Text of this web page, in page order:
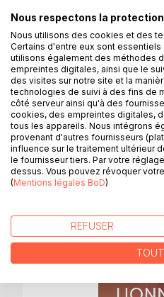
DESCRIPTION
Cet ouvrage est
L'écoute est un
qualité n'est pas
permettent pas
domaines :
Nous respectons la
Nous utilisons des cookies et des
Certains d'entre eux sont
utilisons également des méthodes
empreintes digitales, ainsi que le
des visites sur notre site et la
technologies de suivi à des fins de
côté serveur ainsi qu'à des
cookies, des empreintes digitales,
tous les appareils. Nous intégrons
provenant d'autres fournisseurs
influence sur le traitement ultérieur
le fournisseur tiers. Par votre
dessus. Vous pouvez révoquer
(Mentions légales BoD)
REFUSER